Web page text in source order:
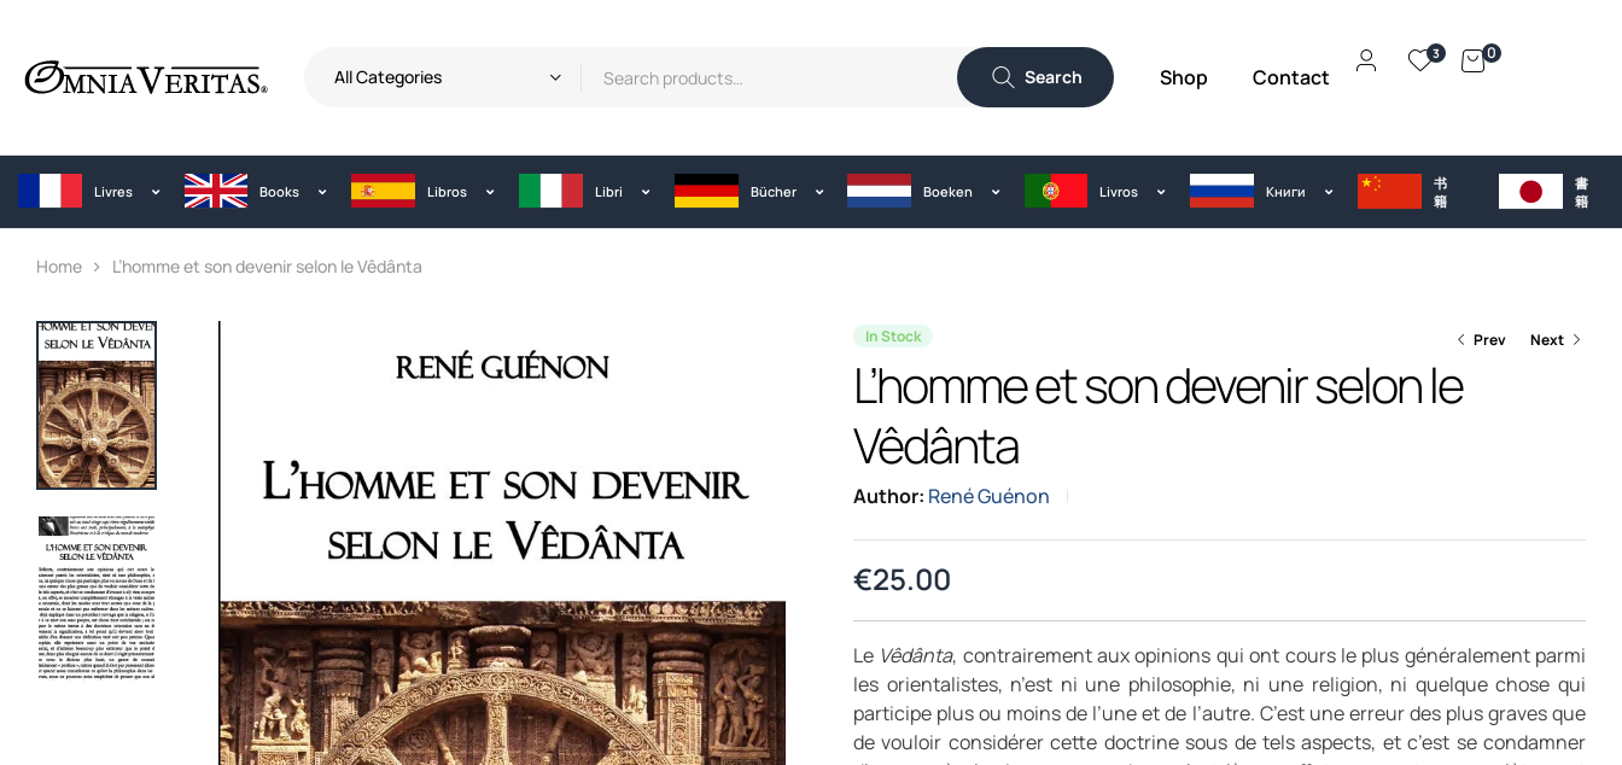
Search
All Categories Shop Contact
3 0
Livres Books Libros Libri Bücher Boeken Livros Kниги
书
籍
書
籍
Home L’homme et son devenir selon le Vêdânta
Prev Next
In Stock
L’homme et son devenir selon le
Vêdânta
Author: René Guénon
€25.00
Le Vêdânta, contrairement aux opinions qui ont cours le plus généralement parmi
les orientalistes, n’est ni une philosophie, ni une religion, ni quelque chose qui
participe plus ou moins de l’une et de l’autre. C’est une erreur des plus graves que
de vouloir considérer cette doctrine sous de tels aspects, et c’est se condamner